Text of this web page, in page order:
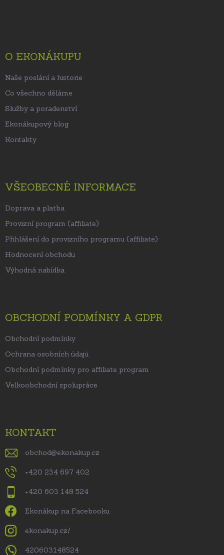
O EKONÁKUPU
Naše poslání a historie
Co všechno děláme
Služby a poradenství
Ekonákupový blog
Kontakty
VŠEOBECNÉ INFORMACE
Doprava a platba
Provizní program (affiliate)
Přihlášení do provizního programu (affiliate)
Hodnocení obchodu
Výhodná nabídka
OBCHODNÍ PODMÍNKY A GDPR
Obchodní podmínky
Ochrana osobních údajů
Obchodní podmínky pro affiliate program
Velkoobchodní spolupráce
KONTAKT
obchod@ekonakup.cz
+420 234 697 402
+420 603 148 524
Ekonákup na Facebooku
ekonakup.cz/
420603148524